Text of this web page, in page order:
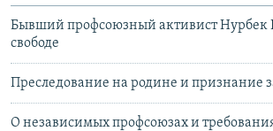
Бывший профсоюзный активист Нурбек
свободе
Преследование на родине и признание
О независимых профсоюзах и